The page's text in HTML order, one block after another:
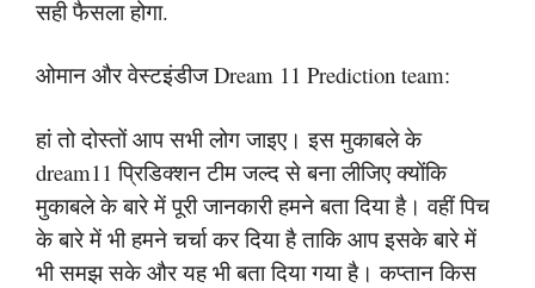
सही फैसला होगा.
ओमान और वेस्टइंडीज Dream 11 Prediction team:
हां तो दोस्तों आप सभी लोग जाइए। इस मुकाबले के
dream11 प्रिडिक्शन टीम जल्द से बना लीजिए क्योंकि
मुकाबले के बारे में पूरी जानकारी हमने बता दिया है। वहीं पिच
के बारे में भी हमने चर्चा कर दिया है ताकि आप इसके बारे में
भी समझ सके और यह भी बता दिया गया है। कप्तान किस